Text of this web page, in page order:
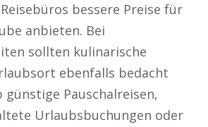
bessere Preise für
anbieten. Bei
sollten kulinarische
ebenfalls bedacht
günstige Pauschalreisen,
Urlaubsbuchungen oder